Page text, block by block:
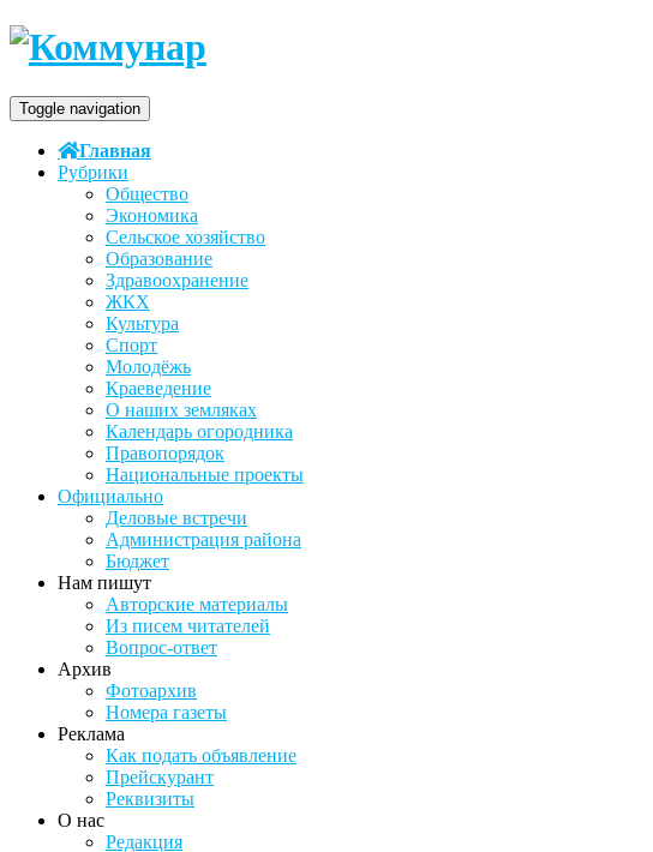
Toggle navigation
Главная
Рубрики
Общество
Экономика
Сельское хозяйство
Образование
Здравоохранение
ЖКХ
Культура
Спорт
Молодёжь
Краеведение
О наших земляках
Календарь огородника
Правопорядок
Национальные проекты
Официально
Деловые встречи
Администрация района
Бюджет
Нам пишут
Авторские материалы
Из писем читателей
Вопрос-ответ
Архив
Фотоархив
Номера газеты
Реклама
Как подать объявление
Прейскурант
Реквизиты
О нас
Редакция